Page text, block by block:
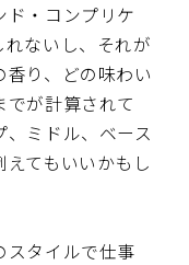
ド・コンプリケ
ないし、それが
り、どの味わい
が計算されて
ミドル、ベース
てもいいかもし
スタイルで仕事